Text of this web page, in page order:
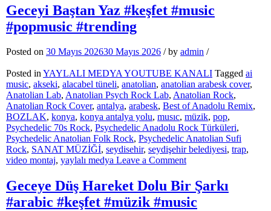
Geceyi Baştan Yaz #keşfet #music
#popmusic #trending
Posted on 30 Mayıs 202630 Mayıs 2026 /by admin /
Posted inYAYLALI MEDYA YOUTUBE KANALI Tagged ai
music, akseki, alacabel tüneli, anatolian, anatolian arabesk cover,
Anatolian Lab, Anatolian Psych Rock Lab, Anatolian Rock,
Anatolian Rock Cover, antalya, arabesk, Best of Anadolu Remix,
BOZLAK, konya, konya antalya yolu, musıc, müzik, pop,
Psychedelic 70s Rock, Psychedelic Anadolu Rock Türküleri,
Psychedelic Anatolian Folk Rock, Psychedelic Anatolian Sufi
Rock, SANAT MÜZİĞİ, seydisehir, seydişehir belediyesi, trap,
video montaj, yaylalı medya Leave a Commenton
Baştan
Yaz
#keşfet
Geceye Düş Hareket Dolu Bir Şarkı
#arabic #keşfet #müzik #music